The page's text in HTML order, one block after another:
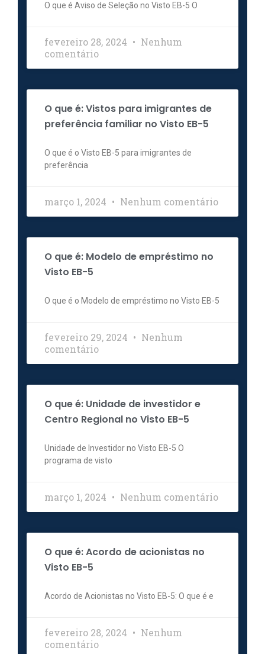
O que é Aviso de Seleção no Visto EB-5 O
fevereiro 28, 2024
Nenhum
comentário
O que é: Vistos para imigrantes de
preferência familiar no Visto EB-5
O que é o Visto EB-5 para imigrantes de
preferência
março 1, 2024 Nenhum comentário
O que é: Modelo de empréstimo no
Visto EB-5
O que é o Modelo de empréstimo no Visto EB-5
fevereiro 29, 2024
Nenhum
comentário
O que é: Unidade de investidor e
Centro Regional no Visto EB-5
Unidade de Investidor no Visto EB-5 O
programa de visto
março 1, 2024 Nenhum comentário
O que é: Acordo de acionistas no
Visto EB-5
Acordo de Acionistas no Visto EB-5: O que é e
fevereiro 28, 2024
Nenhum
comentário